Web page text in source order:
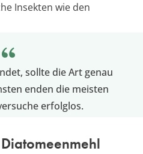
Insekten wie den
sollte die Art genau
enden die meisten
erfolglos.